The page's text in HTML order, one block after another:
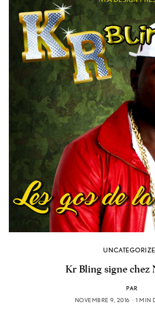
Kr Bling signe chez
PAR
NOVEMBRE 9, 2016
1 MIN